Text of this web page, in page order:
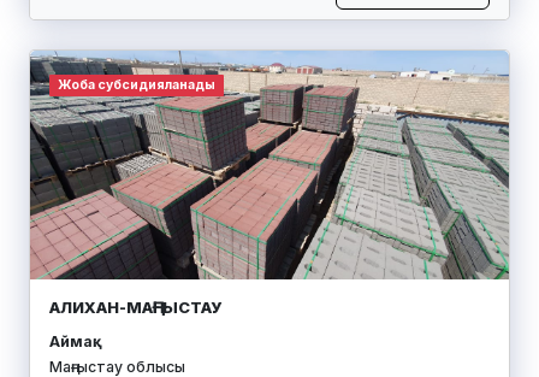
Жоба субсидияланады
АЛИХАН-МАҢҒЫСТАУ
Аймақ:
Маңғыстау облысы